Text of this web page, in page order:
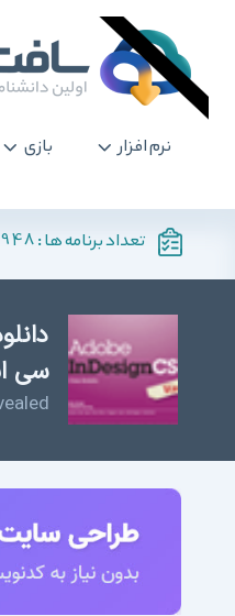
نرم افزار بازی
تعداد برنامه ها :
سی